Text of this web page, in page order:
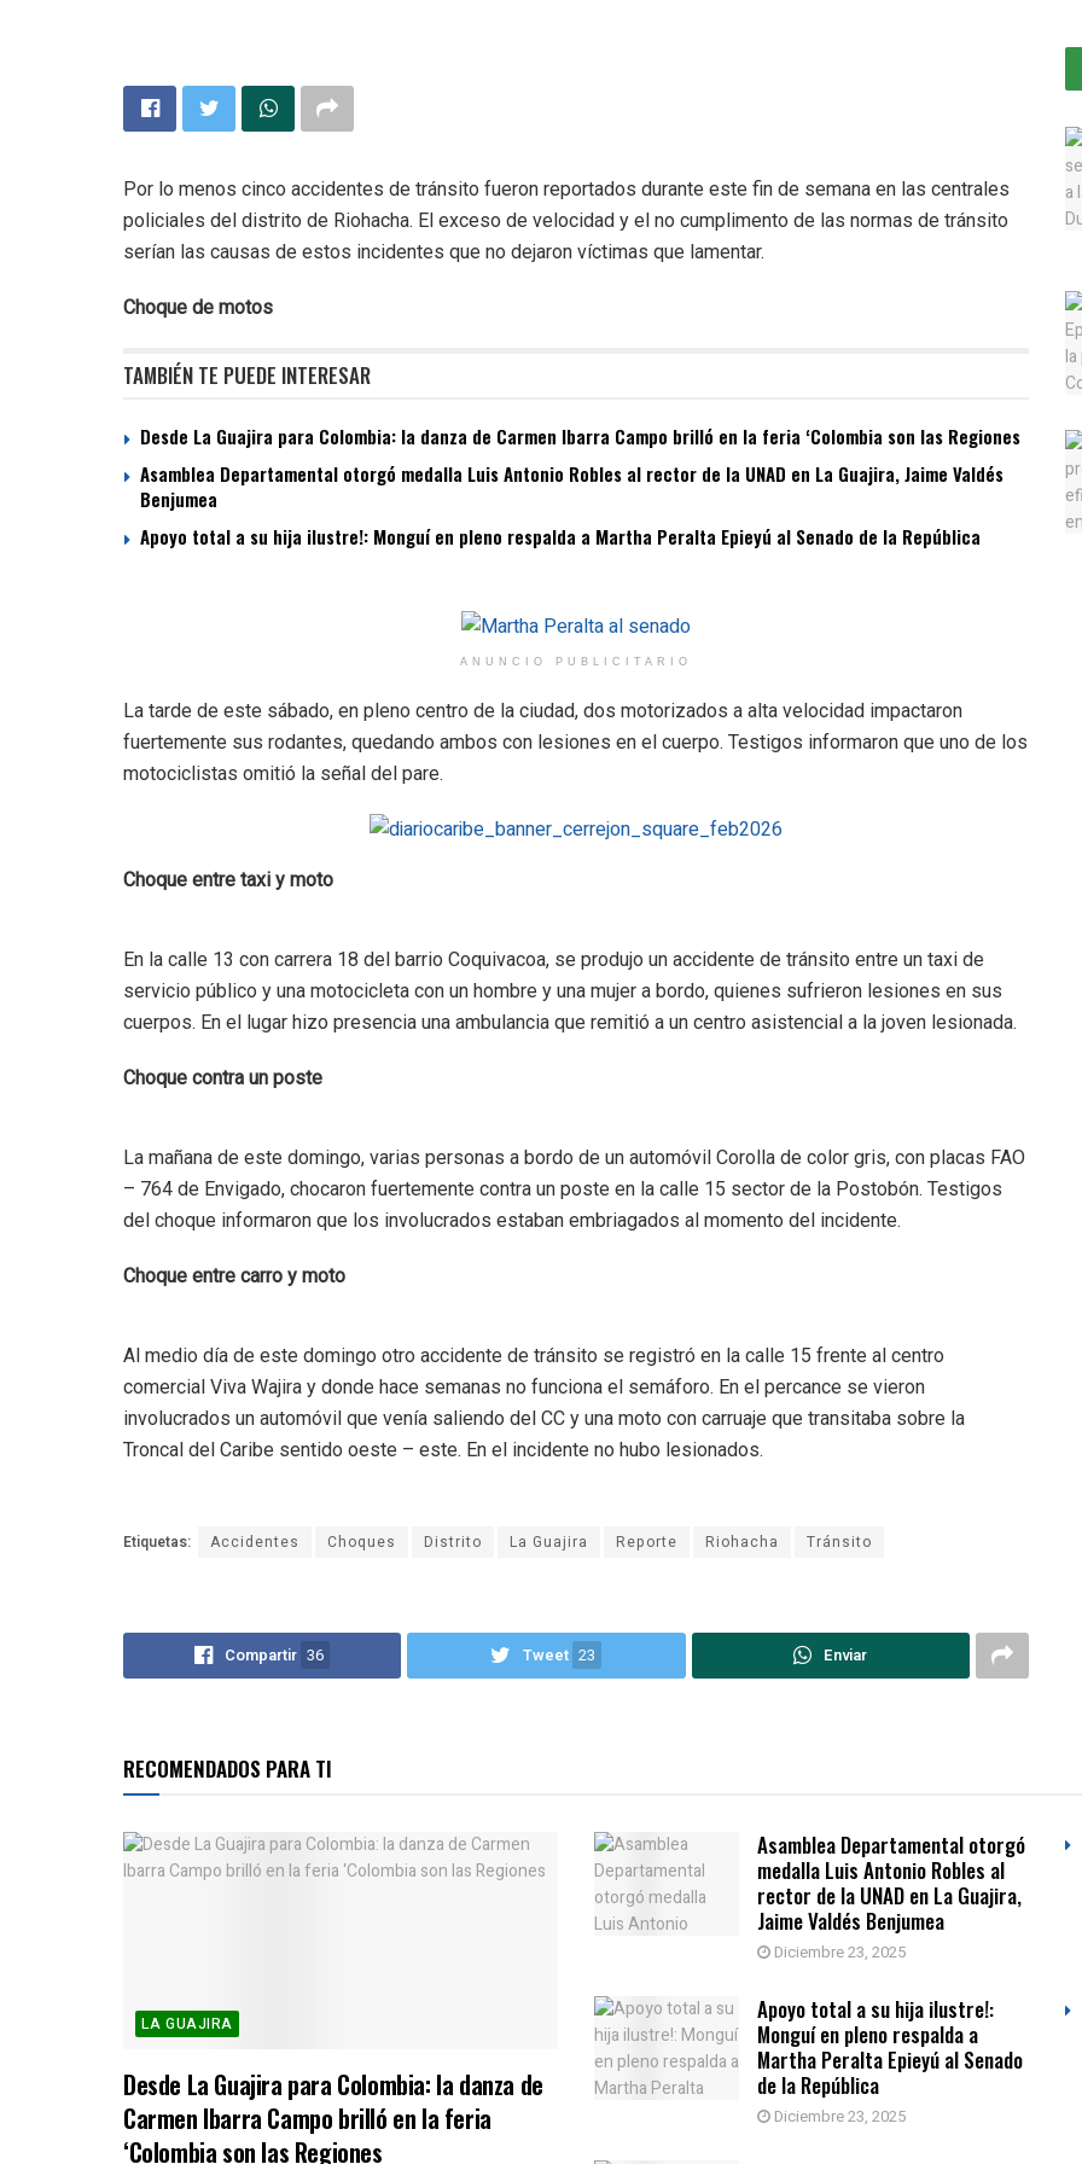
Por lo menos cinco accidentes de tránsito fueron reportados durante este fin de semana en las centrales
policiales del distrito de Riohacha. El exceso de velocidad y el no cumplimento de las normas de tránsito
serían las causas de estos incidentes que no dejaron víctimas que lamentar.
Choque de motos
TAMBIÉN TE PUEDE INTERESAR
Desde La Guajira para Colombia: la danza de Carmen Ibarra Campo brilló en la feria ‘Colombia son las Regiones
Asamblea Departamental otorgó medalla Luis Antonio Robles al rector de la UNAD en La Guajira, Jaime Valdés
Benjumea
Apoyo total a su hija ilustre!: Monguí en pleno respalda a Martha Peralta Epieyú al Senado de la República
ANUNCIO PUBLICITARIO
La tarde de este sábado, en pleno centro de la ciudad, dos motorizados a alta velocidad impactaron
fuertemente sus rodantes, quedando ambos con lesiones en el cuerpo. Testigos informaron que uno de los
motociclistas omitió la señal del pare.
Choque entre taxi y moto
En la calle 13 con carrera 18 del barrio Coquivacoa, se produjo un accidente de tránsito entre un taxi de
servicio público y una motocicleta con un hombre y una mujer a bordo, quienes sufrieron lesiones en sus
cuerpos. En el lugar hizo presencia una ambulancia que remitió a un centro asistencial a la joven lesionada.
Choque contra un poste
La mañana de este domingo, varias personas a bordo de un automóvil Corolla de color gris, con placas FAO
– 764 de Envigado, chocaron fuertemente contra un poste en la calle 15 sector de la Postobón. Testigos
del choque informaron que los involucrados estaban embriagados al momento del incidente.
Choque entre carro y moto
Al medio día de este domingo otro accidente de tránsito se registró en la calle 15 frente al centro
comercial Viva Wajira y donde hace semanas no funciona el semáforo. En el percance se vieron
involucrados un automóvil que venía saliendo del CC y una moto con carruaje que transitaba sobre la
Troncal del Caribe sentido oeste – este. En el incidente no hubo lesionados.
Etiquetas: Accidentes Choques Distrito La Guajira Reporte Riohacha Tránsito
Compartir 36 Tweet 23 Enviar
RECOMENDADOS PARA TI
LA GUAJIRA
Desde La Guajira para Colombia: la danza de
Carmen Ibarra Campo brilló en la feria
‘Colombia son las Regiones
Asamblea Departamental otorgó
medalla Luis Antonio Robles al
rector de la UNAD en La Guajira,
Jaime Valdés Benjumea
Diciembre 23, 2025
Apoyo total a su hija ilustre!:
Monguí en pleno respalda a
Martha Peralta Epieyú al Senado
de la República
Diciembre 23, 2025